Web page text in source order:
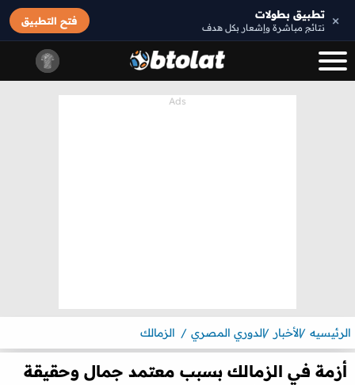
× تطبيق بطولات
نتائج مباشرة وإشعار بكل هدف
فتح التطبيق
الرئيسيه الأخبار الدوري المصري الزمالك
أزمة في الزمالك بسبب معتمد جمال وحقيقة